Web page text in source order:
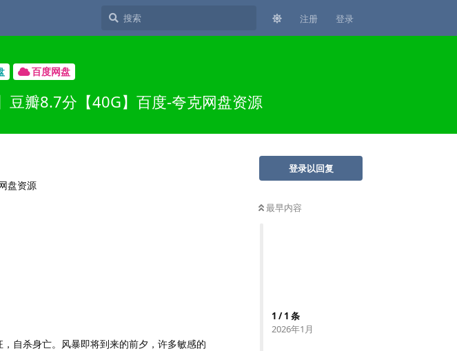
注册 登录
百度网盘
豆瓣8.7分【40G】百度-夸克网盘资源
登录以回复
最早内容
1 /1 条
2026年1月
自杀身亡。风暴即将到来的前夕，许多敏感的